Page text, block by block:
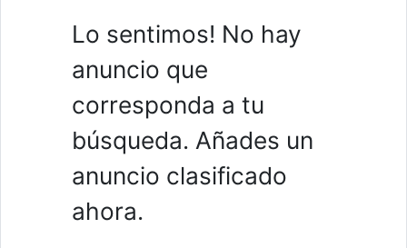
Lo sentimos! No hay
anuncio que
corresponda a tu
búsqueda. Añades un
anuncio clasificado
ahora.